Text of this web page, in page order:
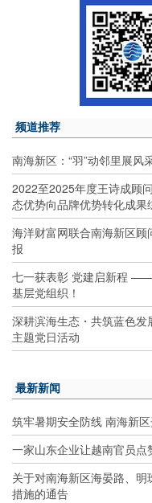
频道推荐
南海新区：“羽”动邻里展风
2022至2025年度王诗成顾
态优势向品牌优势转化成果
海洋财富网联合南海新区
报
七一获表彰 党建启新程
基层党组织！
深耕滨海生态・共筑蓝色
主题党日活动
最新新闻
筑牢暑期安全防线 南海新
一家山东企业让越南官员
关于对南海新区海晏路、
措施的通告